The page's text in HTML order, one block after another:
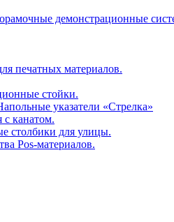
демонстрационные
печатных материалов.
стойки.
указатели «Стрелка»
канатом.
столбики для улицы.
Pos-материалов.